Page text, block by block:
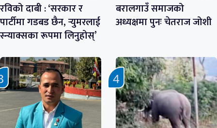
रविको दाबी : ‘सरकार र
पार्टीमा गडबड छैन, र्‍युमरलाई
स्न्याक्सका रूपमा लिनुहोस्’
बरालगाउँ समाजको
अध्यक्षमा पुनः चेतराज जोशी